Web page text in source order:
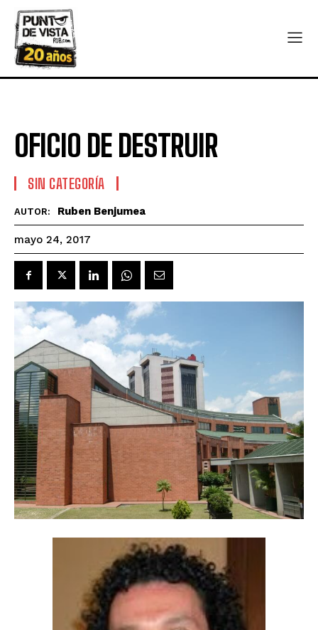
OFICIO DE DESTRUIR
SIN CATEGORÍA
AUTOR: Ruben Benjumea
mayo 24, 2017